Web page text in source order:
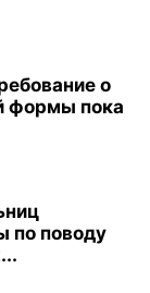
о
формы пока
по поводу